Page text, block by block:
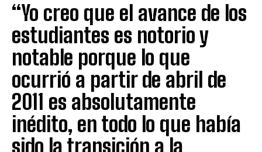
“Yo creo que el avance de los
estudiantes es notorio y
notable porque lo que
ocurrió a partir de abril de
2011 es absolutamente
inédito, en todo lo que había
sido la transición a la